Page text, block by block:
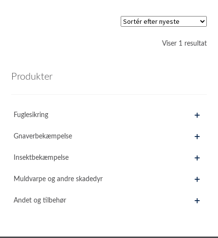
Viser 1 resultat
Produkter
Fuglesikring
Gnaverbekæmpelse
Insektbekæmpelse
Muldvarpe og andre skadedyr
Andet og tilbehør